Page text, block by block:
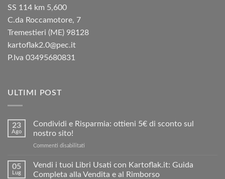
SS 114 km 5,600
C.da Roccamotore, 7
Tremestieri (ME) 98128
kartoflak2.0@pec.it
P.Iva 03495680831
ULTIMI POST
23
Ago
Condividi e Risparmia: ottieni 5€ di sconto sul
nostro sito!
Commenti disabilitati
Risparmia:
05
Lug
Vendi i tuoi Libri Usati con Kartoflak.it: Guida
Completa alla Vendita e al Rimborso